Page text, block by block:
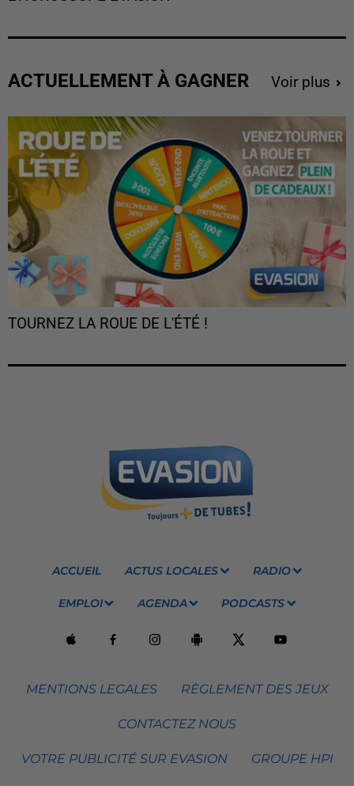
ACTUELLEMENT À GAGNER Voir plus
TOURNEZ LA ROUE DE L'ÉTÉ !
ACCUEIL ACTUS LOCALES RADIO
EMPLOI AGENDA PODCASTS
MENTIONS LEGALES RÈGLEMENT DES JEUX
CONTACTEZ NOUS
VOTRE PUBLICITÉ SUR EVASION GROUPE HPI